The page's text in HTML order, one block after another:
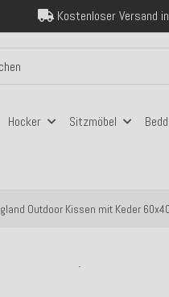
Über 120.000
Sicher
Hocker Sitzmöbel
Outdoor Kissen mit Keder